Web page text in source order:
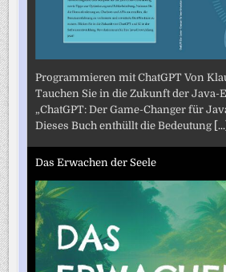
Programmieren mit ChatGPT Von
Tauchen Sie in die Zukunft der
„ChatGPT: Der Game-Changer für
Dieses Buch enthüllt die Bedeutung [...]
Das Erwachen der Seele